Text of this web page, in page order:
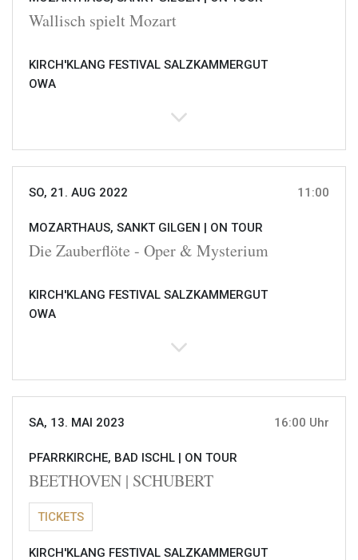
Wallisch spielt Mozart
KIRCH'KLANG FESTIVAL SALZKAMMERGUT
OWA
SO, 21. AUG 2022 11:00
MOZARTHAUS, SANKT GILGEN | ON TOUR
Die Zauberflöte - Oper & Mysterium
KIRCH'KLANG FESTIVAL SALZKAMMERGUT
OWA
SA, 13. MAI 2023 16:00 Uhr
PFARRKIRCHE, BAD ISCHL | ON TOUR
BEETHOVEN | SCHUBERT
TICKETS
KIRCH'KLANG FESTIVAL SALZKAMMERGUT